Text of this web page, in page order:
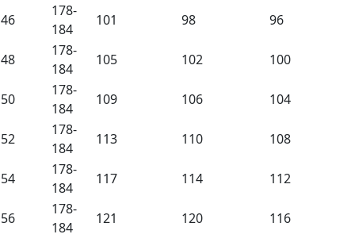
46
178-
184
101 98 96
48
178-
184
105 102 100
50
178-
184
109 106 104
52
178-
184
113 110 108
54
178-
184
117 114 112
56
178-
184
121 120 116